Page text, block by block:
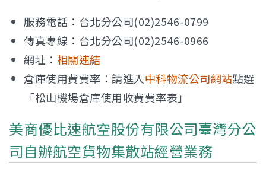
服務電話：台北分公司(02)2546-0799
傳真專線：台北分公司(02)2546-0966
網址： 相關連結
倉庫使用費費率：請進入中科物流公司網站點選
「松山機場倉庫使用收費費率表」
美商優比速航空股份有限公司臺灣分公
司自辦航空貨物集散站經營業務